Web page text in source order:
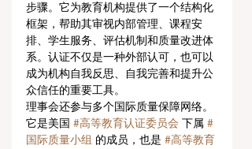
步骤。它为教育机构提供了一个结构化
框架，帮助其审视内部管理、课程安
排、学生服务、评估机制和质量改进体
系。认证不仅是一种外部认可，也可以
成为机构自我反思、自我完善和提升公
众信任的重要工具。
理事会还参与多个国际质量保障网络。
它是美国 #高等教育认证委员会 下属 #
国际质量小组 的成员，也是 #高等教育